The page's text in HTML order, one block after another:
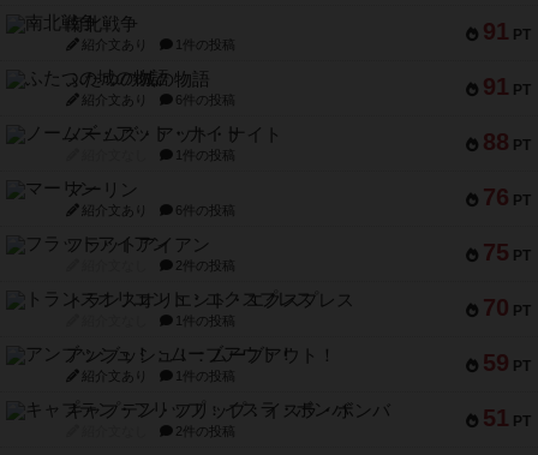
91 PT
南北戦争
紹介文あり 1件の投稿
91 PT
ふたつの城の物語
紹介文あり 6件の投稿
88 PT
ノームズ・アット・ナイト
1件の投稿
76 PT
マーリン
紹介文あり 6件の投稿
75 PT
フラットアイアン
2件の投稿
70 PT
トランスオリエント・エクスプレス
1件の投稿
59 PT
アンブッシュ！：ムーブアウト！
紹介文あり 1件の投稿
51 PT
キャプテン・フリップ：イスラ・ボンバ
2件の投稿